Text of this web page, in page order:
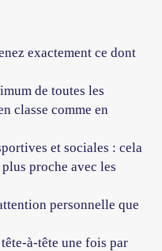
exactement ce dont
de toutes les
classe comme en
et sociales : cela
proche avec les
personnelle que
à-tête une fois par